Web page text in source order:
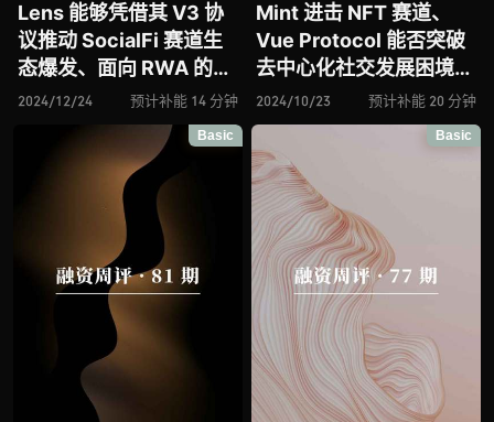
Lens 能够凭借其 V3 协
议推动 SocialFi 赛道生
态爆发、面向 RWA 的模
块化 L2 网络 Plume
Network 迎来落地新进
展、EVM 兼容 L2 网络
DuckChain 能否成为
TON 生态扩张的核心桥
2024/12/24 预计补能 14 分钟
Mint 进击 NFT 赛道、
Vue Protocol 能否突破
去中心化社交发展困境、
DA 层 HyveDA 正实现
1GB/s 高吞吐量与推动数
据可用性层去中心化、论
隐私数据验证协议
zkPass
2024/10/23 预计补能 20 分钟
Basic Basic